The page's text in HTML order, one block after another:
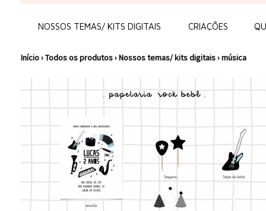
NOSSOS TEMAS/ KITS DIGITAIS CRIAÇÕES
Início›Todos os produtos›Nossos temas/ kits digitais›música